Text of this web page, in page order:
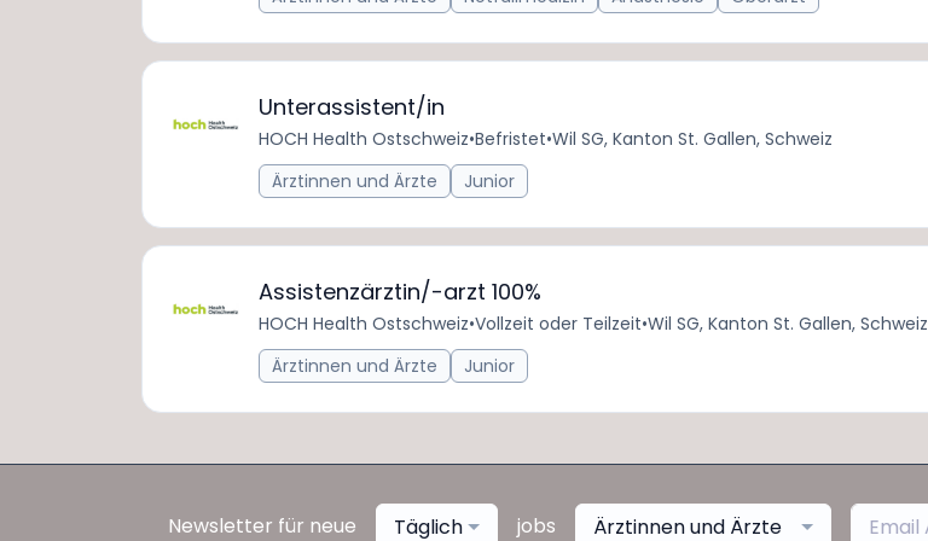
Unterassistent/in
HOCH Health Ostschweiz•Befristet•Wil SG, Kanton St. Gallen, Schweiz
Ärztinnen und Ärzte
Junior
Assistenzärztin/-arzt 100%
HOCH Health Ostschweiz•Vollzeit oder Teilzeit•Wil SG, Kanton St. Gallen, Schweiz
Ärztinnen und Ärzte
Junior
Newsletter für neue Täglich jobs Ärztinnen und Ärzte